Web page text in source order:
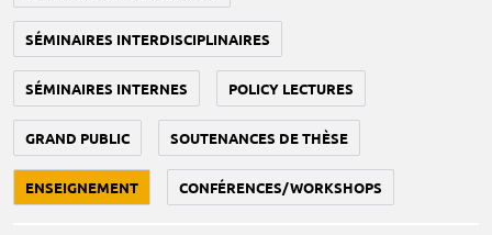
SÉMINAIRES INTERDISCIPLINAIRES
SÉMINAIRES INTERNES POLICY LECTURES
GRAND PUBLIC SOUTENANCES DE THÈSE
ENSEIGNEMENT CONFÉRENCES/WORKSHOPS